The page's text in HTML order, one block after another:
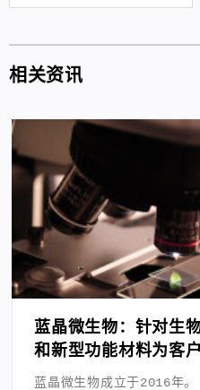
相关资讯
蓝晶微生物：针对生
和新型功能材料为客
化研发方案
蓝晶微生物成立于2016年。